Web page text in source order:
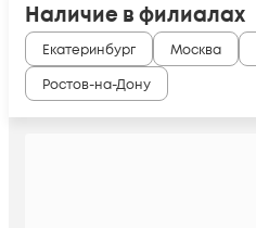
Наличие в филиалах
Екатеринбург Москва
Ростов-на-Дону